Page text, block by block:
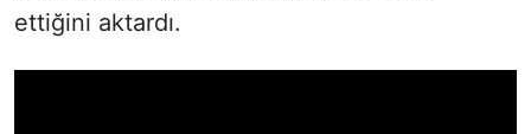
ettiğini aktardı.